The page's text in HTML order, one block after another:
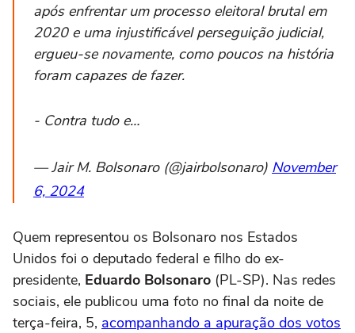
após enfrentar um processo eleitoral brutal em
2020 e uma injustificável perseguição judicial,
ergueu-se novamente, como poucos na história
foram capazes de fazer.
- Contra tudo e…
— Jair M. Bolsonaro (@jairbolsonaro) November
6, 2024
Quem representou os Bolsonaro nos Estados
Unidos foi o deputado federal e filho do ex-
presidente, Eduardo Bolsonaro (PL-SP). Nas redes
sociais, ele publicou uma foto no final da noite de
terça-feira, 5, acompanhando a apuração dos votos